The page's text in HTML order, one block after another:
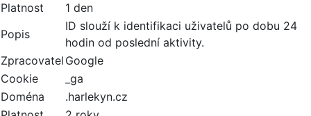
Platnost
1 den
Popis
ID slouží k identifikaci uživatelů po dobu 24
hodin od poslední aktivity.
Zpracovatel Google
Cookie
_ga
Doména
.harlekyn.cz